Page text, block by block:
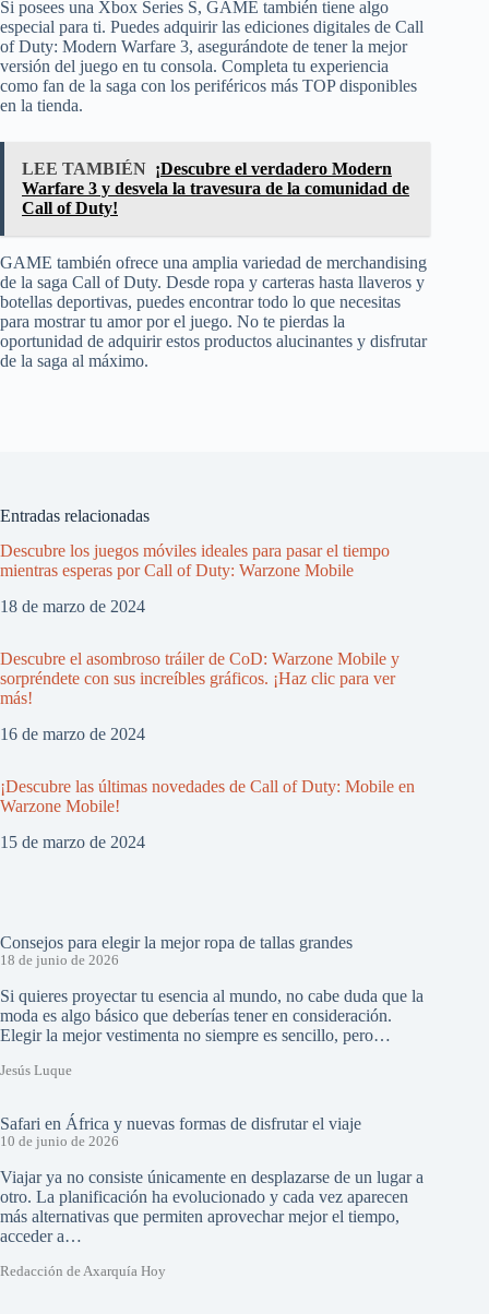
Si posees una Xbox Series S, GAME también tiene algo
especial para ti. Puedes adquirir las ediciones digitales de Call
of Duty: Modern Warfare 3, asegurándote de tener la mejor
versión del juego en tu consola. Completa tu experiencia
como fan de la saga con los periféricos más TOP disponibles
en la tienda.
LEE TAMBIÉN ¡Descubre el verdadero Modern
Warfare 3 y desvela la travesura de la comunidad de
Call of Duty!
GAME también ofrece una amplia variedad de merchandising
de la saga Call of Duty. Desde ropa y carteras hasta llaveros y
botellas deportivas, puedes encontrar todo lo que necesitas
para mostrar tu amor por el juego. No te pierdas la
oportunidad de adquirir estos productos alucinantes y disfrutar
de la saga al máximo.
Entradas relacionadas
Descubre los juegos móviles ideales para pasar el tiempo
mientras esperas por Call of Duty: Warzone Mobile
18 de marzo de 2024
Descubre el asombroso tráiler de CoD: Warzone Mobile y
sorpréndete con sus increíbles gráficos. ¡Haz clic para ver
más!
16 de marzo de 2024
¡Descubre las últimas novedades de Call of Duty: Mobile en
Warzone Mobile!
15 de marzo de 2024
Consejos para elegir la mejor ropa de tallas grandes
18 de junio de 2026
Si quieres proyectar tu esencia al mundo, no cabe duda que la
moda es algo básico que deberías tener en consideración.
Elegir la mejor vestimenta no siempre es sencillo, pero…
Jesús Luque
Safari en África y nuevas formas de disfrutar el viaje
10 de junio de 2026
Viajar ya no consiste únicamente en desplazarse de un lugar a
otro. La planificación ha evolucionado y cada vez aparecen
más alternativas que permiten aprovechar mejor el tiempo,
acceder a…
Redacción de Axarquía Hoy